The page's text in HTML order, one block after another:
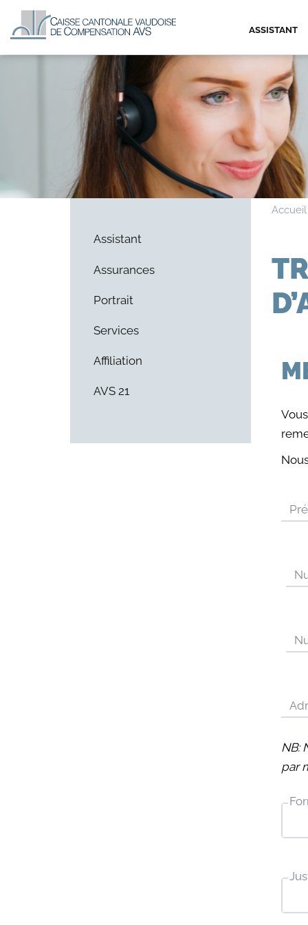
ASSISTANT
Assistant
Assurances
Portrait
Services
Affiliation
AVS 21
Accueil
NB:
par